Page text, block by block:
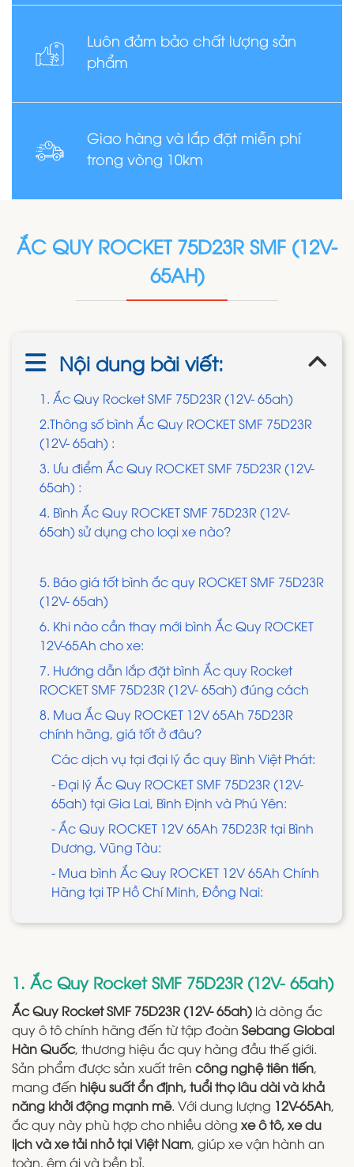
Luôn đảm bảo chất lượng sản
phẩm
Giao hàng và lắp đặt miễn phí
trong vòng 10km
ẮC QUY ROCKET 75D23R SMF (12V-
65AH)
Nội dung bài viết:
1. Ắc Quy Rocket SMF 75D23R (12V- 65ah)
2.Thông số bình Ắc Quy ROCKET SMF 75D23R
(12V- 65ah) :
3. Ưu điểm Ắc Quy ROCKET SMF 75D23R (12V-
65ah) :
4. Bình Ắc Quy ROCKET SMF 75D23R (12V-
65ah) sử dụng cho loại xe nào?
5. Báo giá tốt bình ắc quy ROCKET SMF 75D23R
(12V- 65ah)
6. Khi nào cần thay mới bình Ắc Quy ROCKET
12V-65Ah cho xe:
7. Hướng dẫn lắp đặt bình Ắc quy Rocket
ROCKET SMF 75D23R (12V- 65ah) đúng cách
8. Mua Ắc Quy ROCKET 12V 65Ah 75D23R
chính hãng, giá tốt ở đâu?
Các dịch vụ tại đại lý ắc quy Bình Việt Phát:
- Đại lý Ắc Quy ROCKET SMF 75D23R (12V-
65ah) tại Gia Lai, Bình Định và Phú Yên:
- Ắc Quy ROCKET 12V 65Ah 75D23R tại Bình
Dương, Vũng Tàu:
- Mua bình Ắc Quy ROCKET 12V 65Ah Chính
Hãng tại TP Hồ Chí Minh, Đồng Nai:
1. Ắc Quy Rocket SMF 75D23R (12V- 65ah)
Ắc Quy Rocket SMF 75D23R (12V- 65ah) là dòng ắc
quy ô tô chính hãng đến từ tập đoàn Sebang Global
Hàn Quốc, thương hiệu ắc quy hàng đầu thế giới.
Sản phẩm được sản xuất trên công nghệ tiên tiến,
mang đến hiệu suất ổn định, tuổi thọ lâu dài và khả
năng khởi động mạnh mẽ. Với dung lượng 12V-65Ah,
ắc quy này phù hợp cho nhiều dòng xe ô tô, xe du
lịch và xe tải nhỏ tại Việt Nam, giúp xe vận hành an
toàn, êm ái và bền bỉ.